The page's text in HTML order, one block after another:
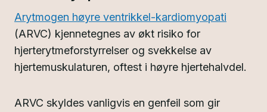
Arytmogen høyre ventrikkel-kardiomyopati
(ARVC) kjennetegnes av økt risiko for
hjerterytmeforstyrrelser og svekkelse av
hjertemuskulaturen, oftest i høyre hjertehalvdel.
ARVC skyldes vanligvis en genfeil som gir